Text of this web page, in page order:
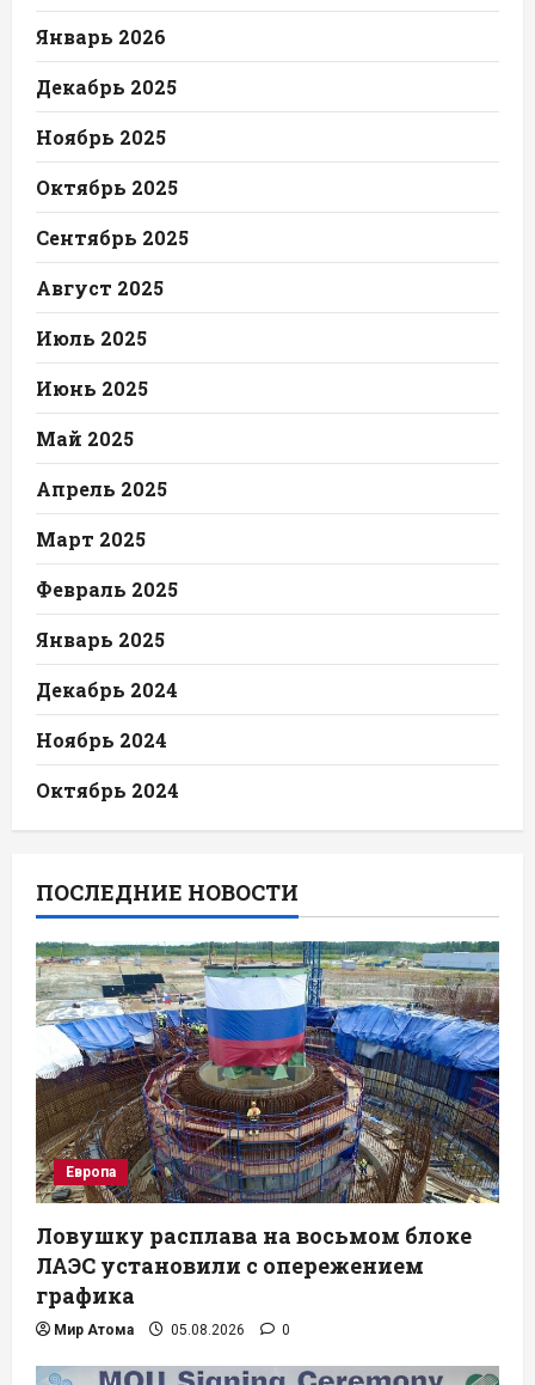
Январь 2026
Декабрь 2025
Ноябрь 2025
Октябрь 2025
Сентябрь 2025
Август 2025
Июль 2025
Июнь 2025
Май 2025
Апрель 2025
Март 2025
Февраль 2025
Январь 2025
Декабрь 2024
Ноябрь 2024
Октябрь 2024
ПОСЛЕДНИЕ НОВОСТИ
Европа
Ловушку расплава на восьмом блоке
ЛАЭС установили с опережением
графика
Мир Атома 05.08.2026 0